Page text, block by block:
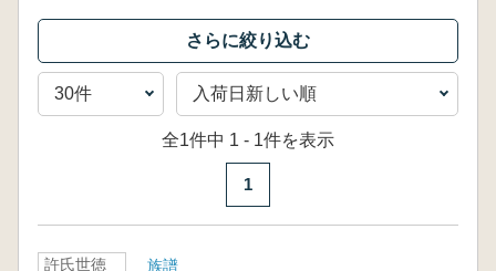
全1件中 1 - 1件を表示
1
許氏世徳
族譜